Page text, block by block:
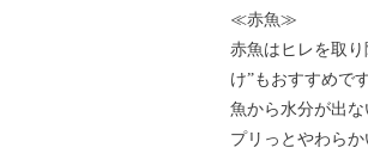
≪赤魚≫
赤魚はヒレを取
け”もおすすめです
魚から水分が出
プリっとやわらか